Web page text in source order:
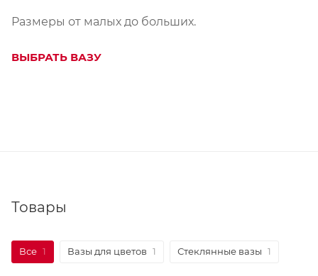
Размеры от малых до больших.
ВЫБРАТЬ ВАЗУ
Товары
Все 1 Вазы для цветов 1 Стеклянные вазы 1